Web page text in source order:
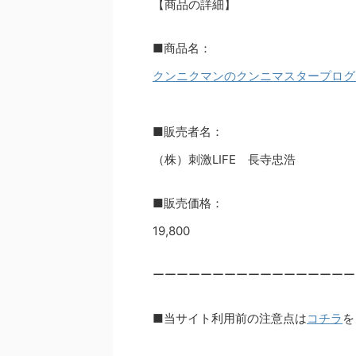
【商品の詳細】
■商品名：
クンニクマンのクンニマスタープロ
■販売者名：
（株）刺激LIFE 長寺忠浩
■販売価格：
19,800
ーーーーーーーーーーーーーーーー
■当サイト利用前の注意点はコチラ